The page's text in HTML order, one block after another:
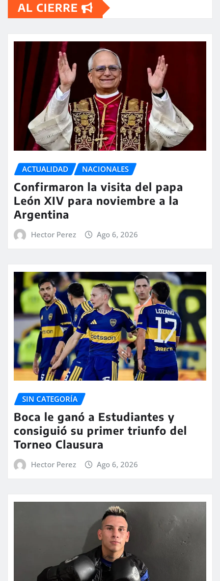
AL CIERRE
ACTUALIDAD NACIONALES
Confirmaron la visita del papa
León XIV para noviembre a la
Argentina
Hector Perez Ago 6, 2026
SIN CATEGORÍA
Boca le ganó a Estudiantes y
consiguió su primer triunfo del
Torneo Clausura
Hector Perez Ago 6, 2026